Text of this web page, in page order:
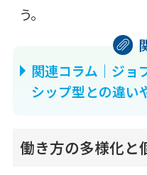
う。
関連コラム｜ジョ
シップ型との違い
働き方の多様化と